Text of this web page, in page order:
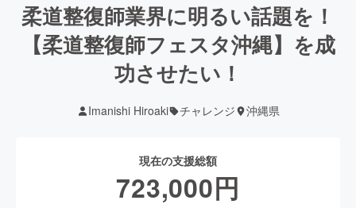
柔道整復師業界に明るい話題を！
【柔道整復師フェスタ沖縄】を成
功させたい！
Imanishi Hiroaki チャレンジ 沖縄県
現在の支援総額
723,000円